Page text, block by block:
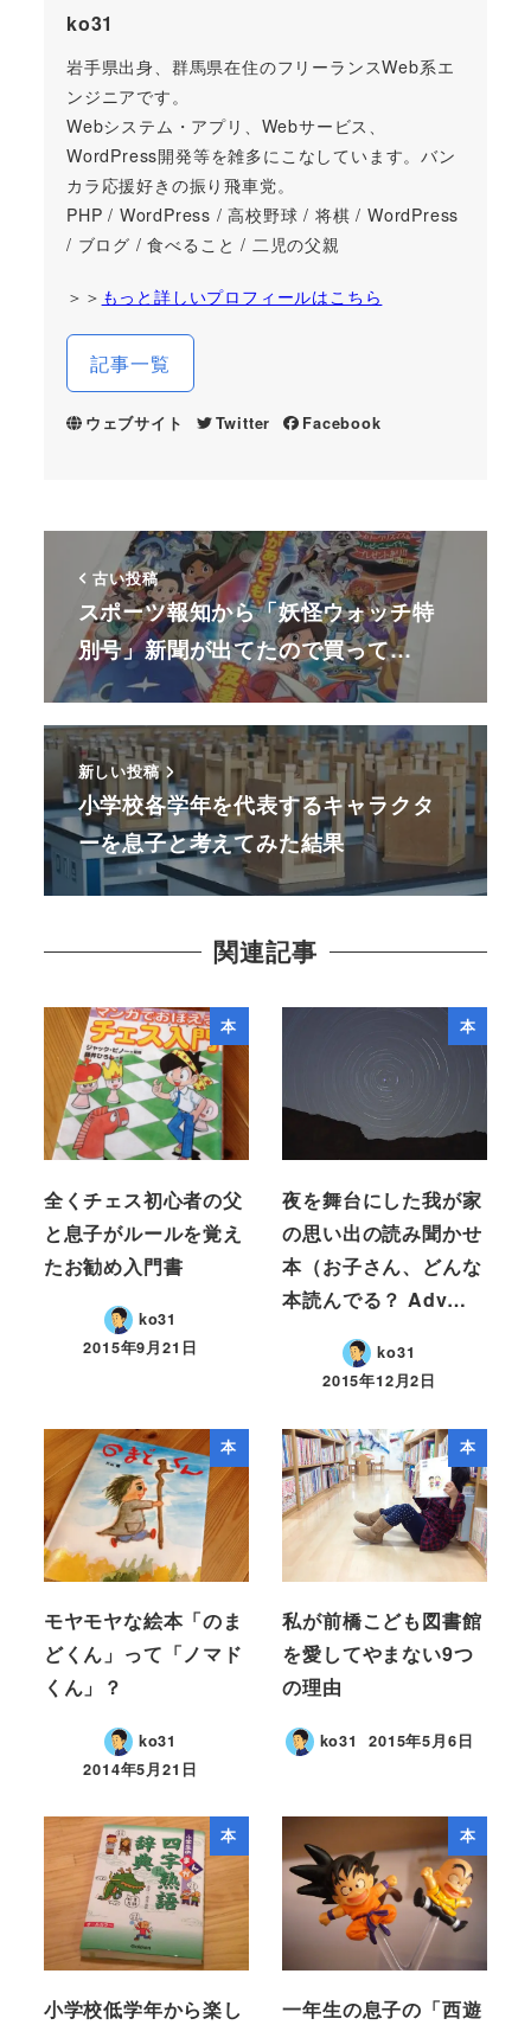
ko31
岩手県出身、群馬県在住のフリーランスWeb系エ
ンジニアです。
Webシステム・アプリ、Webサービス、
WordPress開発等を雑多にこなしています。バン
カラ応援好きの振り飛車党。
PHP / WordPress / 高校野球 / 将棋 / WordPress
/ ブログ / 食べること / 二児の父親
＞＞ もっと詳しいプロフィールはこちら
記事一覧
ウェブサイト Twitter Facebook
古い投稿
スポーツ報知から「妖怪ウォッチ特
別号」新聞が出てたので買って…
新しい投稿
小学校各学年を代表するキャラクタ
ーを息子と考えてみた結果
関連記事
本
全くチェス初心者の父
と息子がルールを覚え
たお勧め入門書
ko31
2015年9月21日
本
夜を舞台にした我が家
の思い出の読み聞かせ
本（お子さん、どんな
本読んでる？ Adv…
ko31
2015年12月2日
本
モヤモヤな絵本「のま
どくん」って「ノマド
くん」？
ko31
2014年5月21日
本
私が前橋こども図書館
を愛してやまない9つ
の理由
ko31 2015年5月6日
本
小学校低学年から楽し
本
一年生の息子の「西遊